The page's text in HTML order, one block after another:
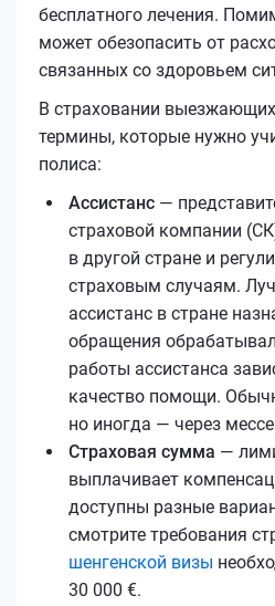
бесплатного лечения.
может обезопасить от
связанных со здоровьем
В страховании
термины, которые нужно
полиса:
Ассистанс —
страховой компании
в другой стране и
страховым случаям.
ассистанс в стране
обращения
работы ассистанса
качество помощи.
но иногда — через
Страховая сумма —
выплачивает
доступны разные
смотрите требования
шенгенской визы
30 000 €.